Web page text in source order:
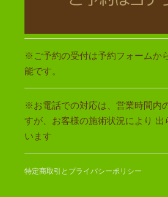
※ご予約の受付は予約フォームか
能です。
※お電話での対応は、営業時間内
すが、お客様の施術状況により 出
います
特定商取引とプライバシーポリシー